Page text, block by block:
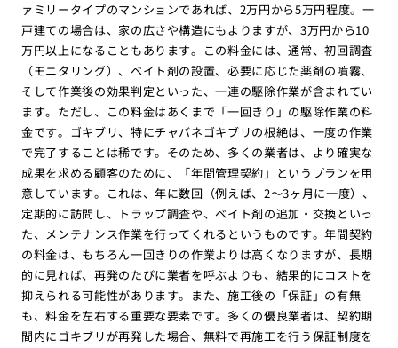
ァミリータイプのマンションであれば、2万円から5万円程度。一
戸建ての場合は、家の広さや構造にもよりますが、3万円から10
万円以上になることもあります。この料金には、通常、初回調査
（モニタリング）、ベイト剤の設置、必要に応じた薬剤の噴霧、
そして作業後の効果判定といった、一連の駆除作業が含まれてい
ます。ただし、この料金はあくまで「一回きり」の駆除作業の料
金です。ゴキブリ、特にチャバネゴキブリの根絶は、一度の作業
で完了することは稀です。そのため、多くの業者は、より確実な
成果を求める顧客のために、「年間管理契約」というプランを用
意しています。これは、年に数回（例えば、2〜3ヶ月に一度）、
定期的に訪問し、トラップ調査や、ベイト剤の追加・交換といっ
た、メンテナンス作業を行ってくれるというものです。年間契約
の料金は、もちろん一回きりの作業よりは高くなりますが、長期
的に見れば、再発のたびに業者を呼ぶよりも、結果的にコストを
抑えられる可能性があります。また、施工後の「保証」の有無
も、料金を左右する重要な要素です。多くの優良業者は、契約期
間内にゴキブリが再発した場合、無料で再施工を行う保証制度を